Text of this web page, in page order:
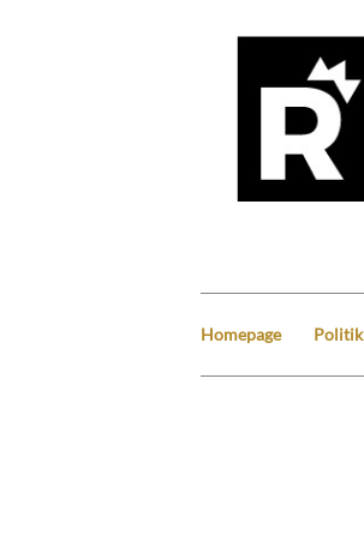
Homepage Politik